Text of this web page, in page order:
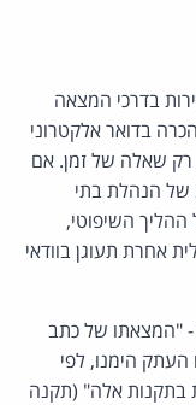
הדין האזרחי, התשמ"ד-1984 מכירות בדרכי המצאה
בפקסימיליה (תקנה 475(4)). להכרה בדואר אלקטרוני
רק שאלה של זמן. אם
וכאשר ירקום אור וגידים פרוייקט מב"ת 2000 של הנהלת בתי
השיפוטי,
אחרת תעוגן בוודאי
- "המצאתו של כתב
העתק הימנו, לפי
בתקנות אלה" (תקנה